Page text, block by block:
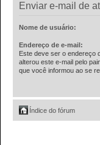
Enviar e-mail de
Nome de usuário:
Endereço de e-mail:
Este deve ser o endereço
alterou este e-mail pelo
que você informou ao se
Índice do fórum